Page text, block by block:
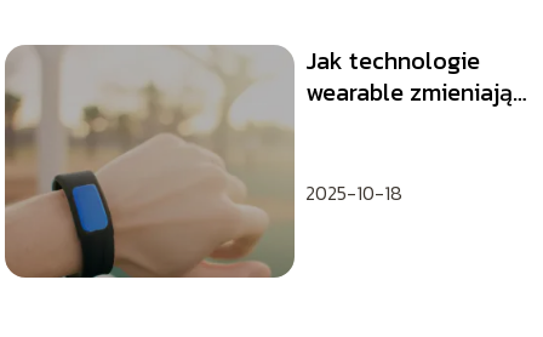
Jak technologie
wearable zmieniają
2025-10-18